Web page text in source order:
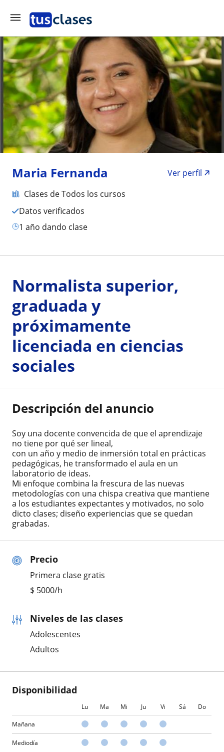
Maria Fernanda
Ver perfil
Clases de Todos los cursos
Datos verificados
1 año dando clase
Precio
Primera clase gratis
$ 5000/h
Niveles de las clases
Adolescentes
Adultos
Disponibilidad
Lu Ma Mi Ju Vi Sá Do
Mañana
Mediodía
Normalista superior,
graduada y
próximamente
licenciada en ciencias
sociales
Descripción del anuncio
Soy una docente convencida de que el aprendizaje
no tiene por qué ser lineal,
con un año y medio de inmersión total en prácticas
pedagógicas, he transformado el aula en un
laboratorio de ideas.
Mi enfoque combina la frescura de las nuevas
metodologías con una chispa creativa que mantiene
a los estudiantes expectantes y motivados, no solo
dicto clases; diseño experiencias que se quedan
grabadas.